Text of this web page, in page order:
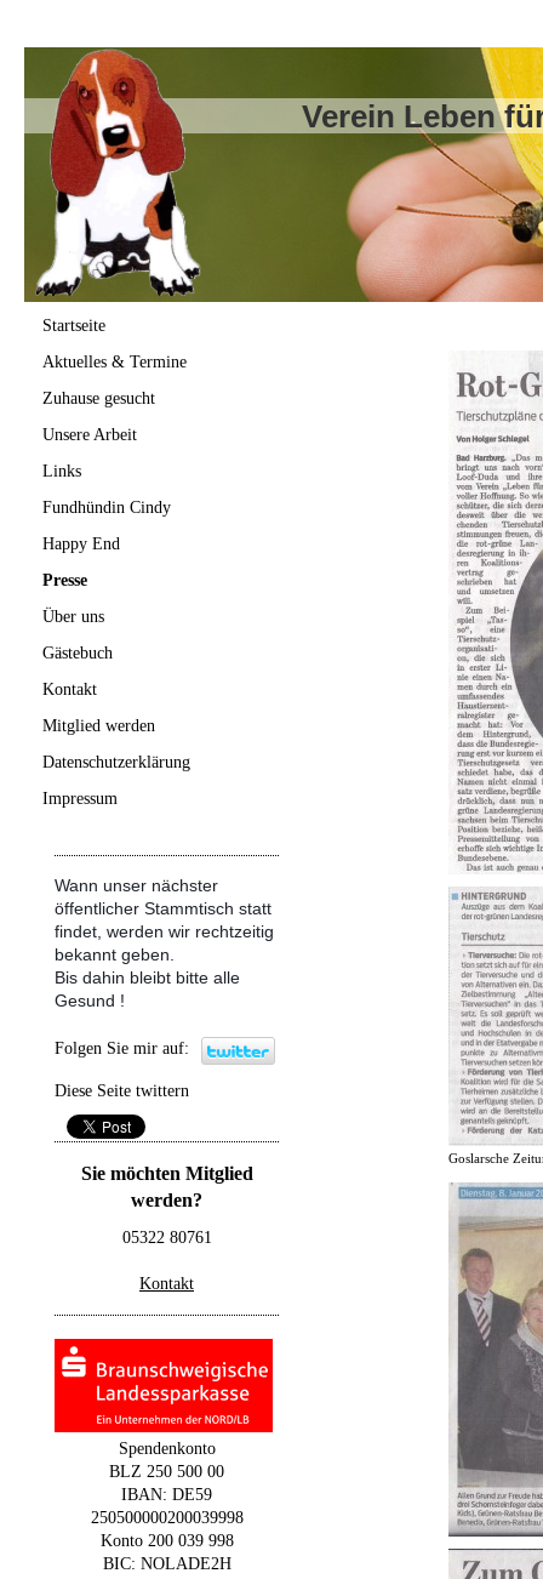
Verein Leben
Startseite
Aktuelles & Termine
Zuhause gesucht
Unsere Arbeit
Links
Fundhündin Cindy
Happy End
Presse
Über uns
Gästebuch
Kontakt
Mitglied werden
Datenschutzerklärung
Impressum
Wann unser nächster
öffentlicher Stammtisch statt
findet, werden wir rechtzeitig
bekannt geben.
Bis dahin bleibt bitte alle
Gesund !
Folgen Sie mir auf:
Diese Seite twittern
Sie möchten Mitglied
werden?
05322 80761
Kontakt
Spendenkonto
BLZ 250 500 00
IBAN: DE59
250500000200039998
Konto 200 039 998
BIC: NOLADE2H
Goslarsche